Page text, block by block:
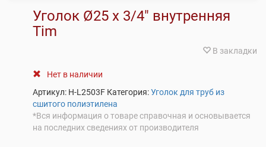
Уголок Ø25 х 3/4″ внутренняя
Tim
В закладки
Нет в наличии
Артикул: H-L2503F Категория:Уголок для труб из
сшитого полиэтилена
*Вся информация о товаре справочная и основывается
на последних сведениях от производителя